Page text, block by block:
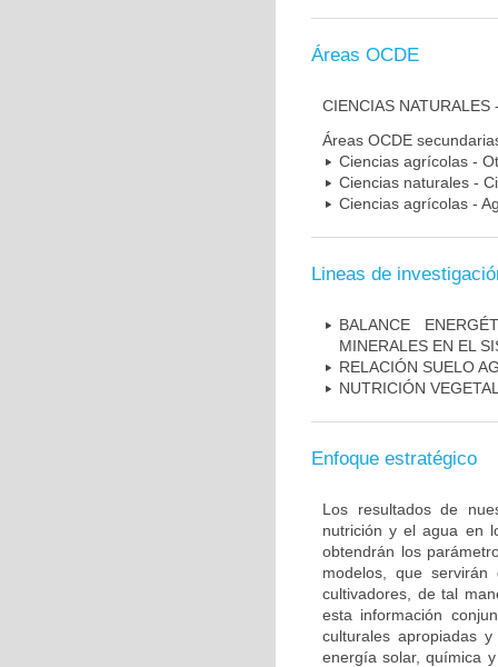
Áreas OCDE
CIENCIAS NATURALES
Áreas OCDE
Ciencias agrícolas -
Ciencias naturales -
Ciencias agrícolas -
Lineas de
BALANCE
MINERALES EN EL
RELACIÓN SUELO
NUTRICIÓN
Enfoque estratégico
Los resultados de
nutrición y el agua en
obtendrán los
modelos, que
cultivadores, de tal
esta información
culturales apropiadas
energía solar, química